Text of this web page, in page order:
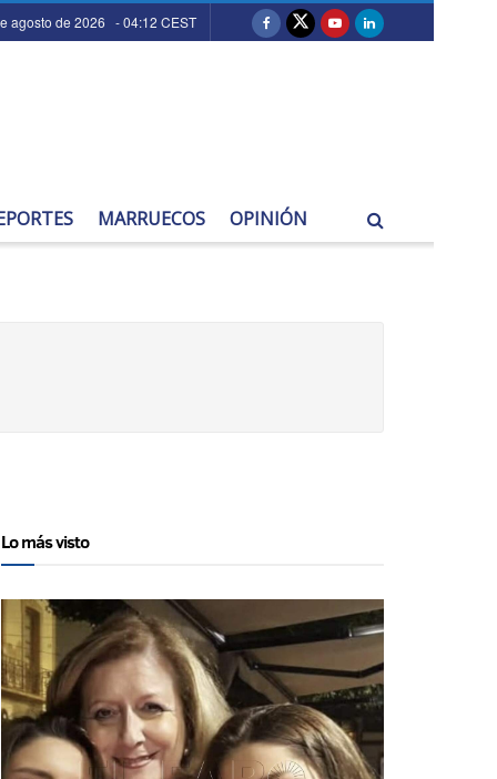
agosto de 2026 - 04:12 CEST
MARRUECOS OPINIÓN
Lo más visto